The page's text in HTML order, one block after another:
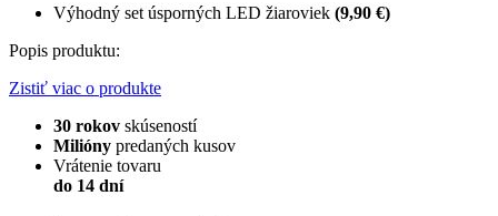
Výhodný set úsporných LED žiaroviek (9,90 €)
Popis produktu:
Zistiť viac o produkte
30 rokov skúseností
Milióny predaných kusov
Vrátenie tovaru
do 14 dní